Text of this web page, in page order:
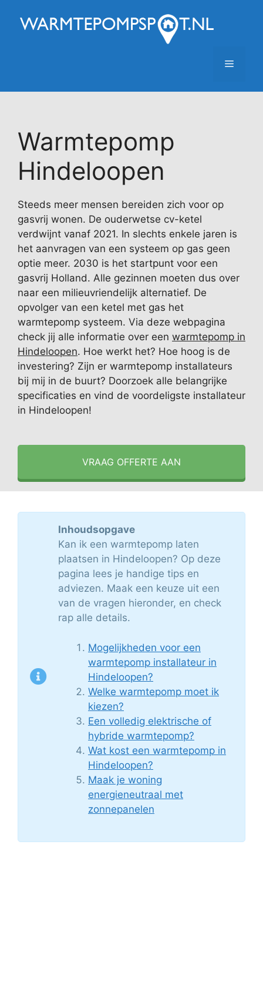
naar
Menu
Warmtepomp
Hindeloopen
Steeds meer mensen bereiden zich voor op
gasvrij wonen. De ouderwetse cv-ketel
verdwijnt vanaf 2021. In slechts enkele jaren is
het aanvragen van een systeem op gas geen
optie meer. 2030 is het startpunt voor een
gasvrij Holland. Alle gezinnen moeten dus over
naar een milieuvriendelijk alternatief. De
opvolger van een ketel met gas het
warmtepomp systeem. Via deze webpagina
check jij alle informatie over een warmtepomp in
Hindeloopen. Hoe werkt het? Hoe hoog is de
investering? Zijn er warmtepomp installateurs
bij mij in de buurt? Doorzoek alle belangrijke
specificaties en vind de voordeligste installateur
in Hindeloopen!
VRAAG OFFERTE AAN
Inhoudsopgave
Kan ik een warmtepomp laten
plaatsen in Hindeloopen? Op deze
pagina lees je handige tips en
adviezen. Maak een keuze uit een
van de vragen hieronder, en check
rap alle details.
Mogelijkheden voor een
warmtepomp installateur in
Hindeloopen?
Welke warmtepomp moet ik
kiezen?
Een volledig elektrische of
hybride warmtepomp?
Wat kost een warmtepomp in
Hindeloopen?
Maak je woning
energieneutraal met
zonnepanelen